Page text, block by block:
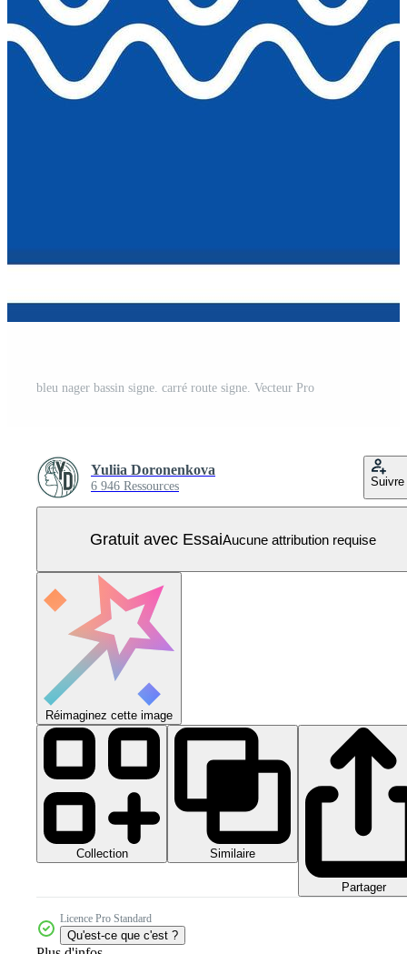
bleu nager bassin signe. carré route signe. Vecteur Pro
Yuliia Doronenkova
6 946 Ressources Suivre
Gratuit avec EssaiAucune attribution requise
Réimaginez cette image
Collection Similaire
Partager
Licence Pro Standard
Qu'est-ce que c'est ?